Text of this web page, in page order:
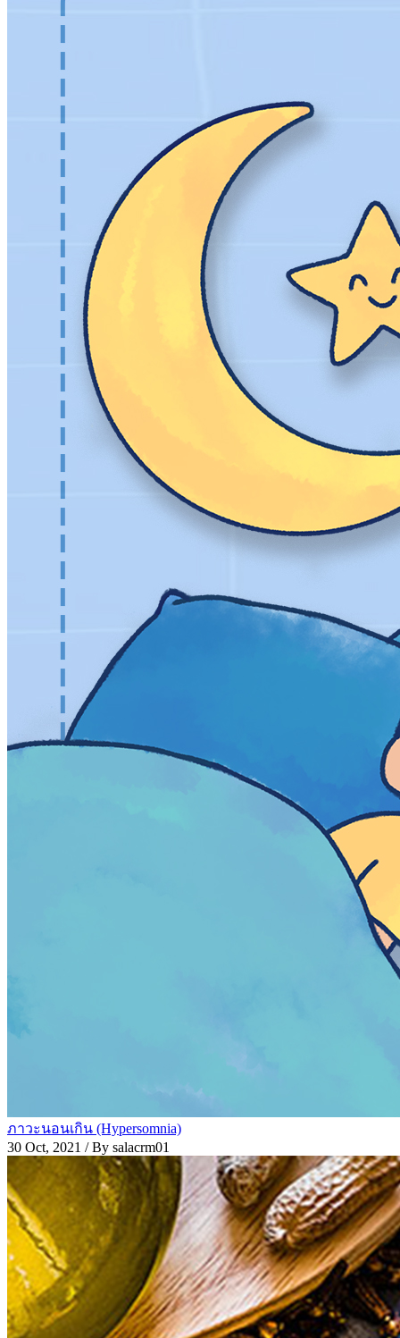
ภาวะนอนเกิน (Hypersomnia)
30 Oct, 2021 / By salacrm01